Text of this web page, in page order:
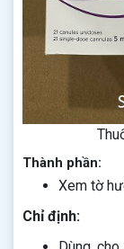
Thành phần:
Xem tờ
Chỉ định: